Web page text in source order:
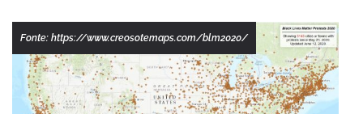
Fonte: https://www.creosotemaps.com/blm2020/